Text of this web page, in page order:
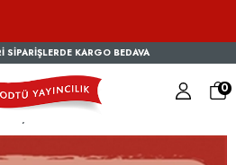
KARGO BEDAVA
0